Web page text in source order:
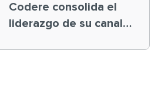
Codere consolida el
liderazgo de su canal